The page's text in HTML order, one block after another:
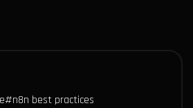
#n8n best practices